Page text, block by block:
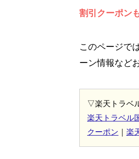
割引クーポン
このページで
ーン情報など
▽楽天トラベ
楽天トラベル
クーポン
楽